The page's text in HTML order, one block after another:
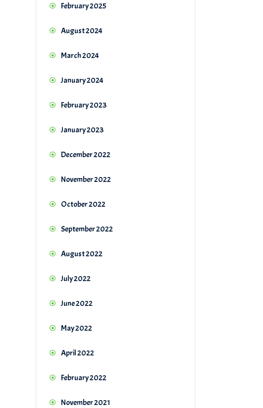
February 2025
August 2024
March 2024
January 2024
February 2023
January 2023
December 2022
November 2022
October 2022
September 2022
August 2022
July 2022
June 2022
May 2022
April 2022
February 2022
November 2021